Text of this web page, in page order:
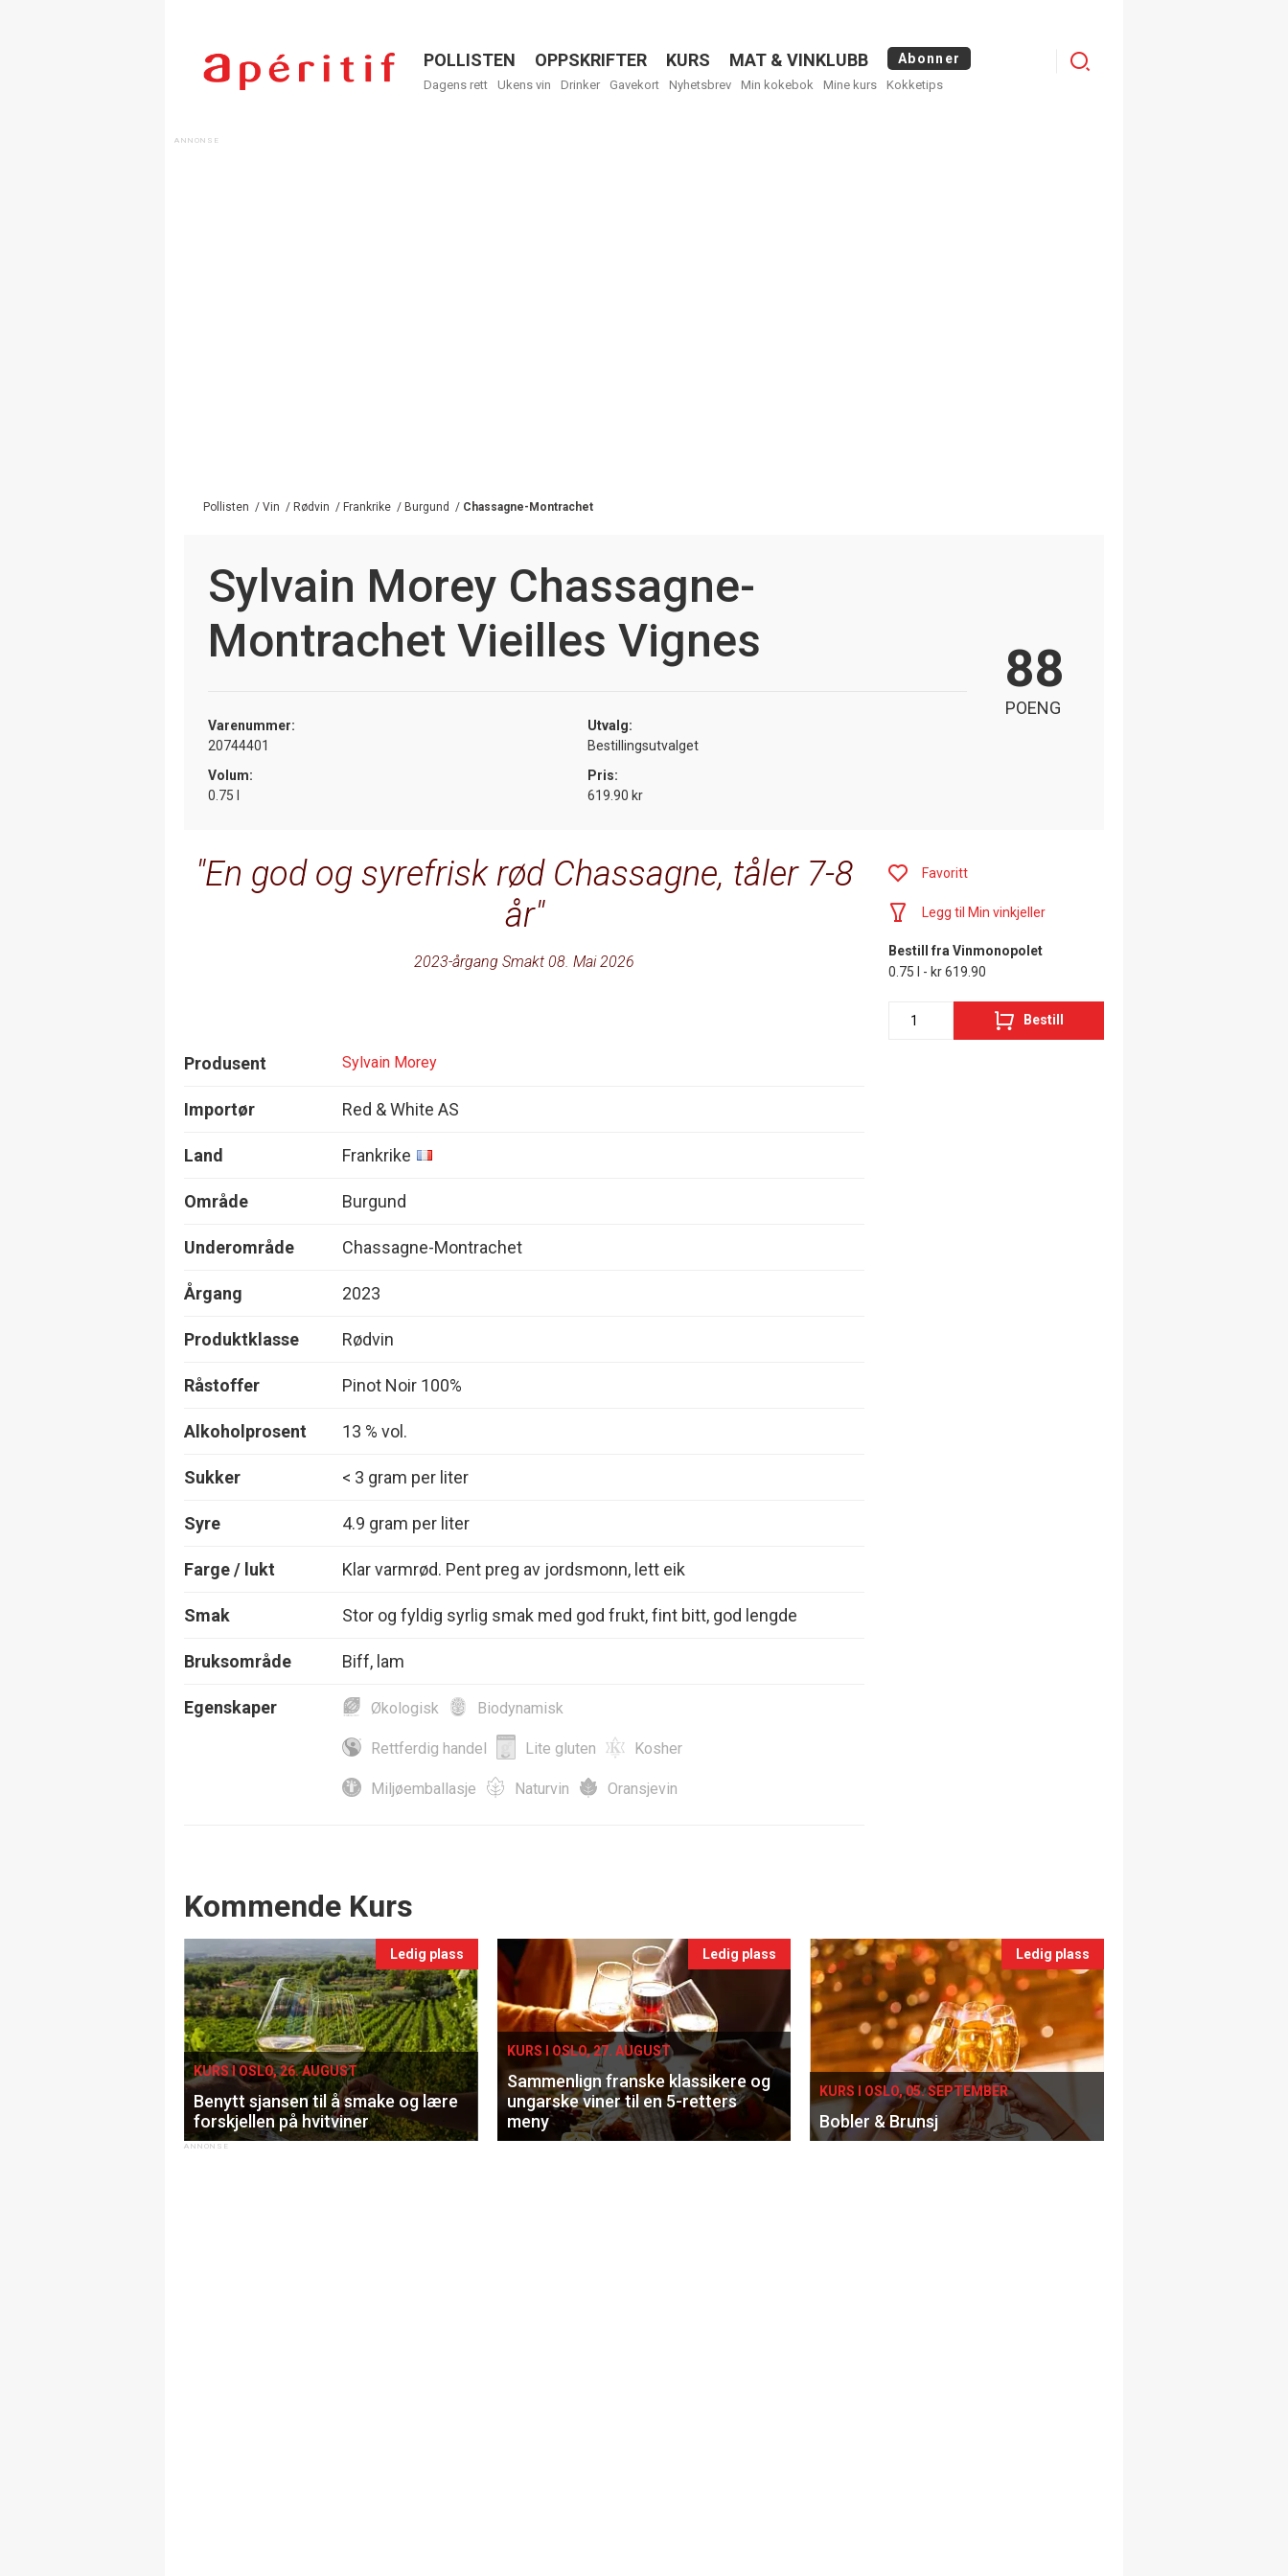
Menu
POLLISTEN OPPSKRIFTER KURS MAT & VINKLUBB Abonner
Dagens rett Ukens vin Drinker Gavekort Nyhetsbrev Min kokebok Mine kurs Kokketips
Menu
Pollisten / Vin / Rødvin / Frankrike / Burgund / Chassagne-Montrachet
Sylvain Morey Chassagne-
Montrachet Vieilles Vignes
Varenummer:
20744401
Utvalg:
Bestillingsutvalget
Volum:
0.75 l
Pris:
619.90 kr
88
POENG
En god og syrefrisk rød Chassagne, tåler 7-8
år
2023-årgang Smakt 08. Mai 2026
Produsent Sylvain Morey
Importør Red & White AS
Land Frankrike
Område Burgund
Underområde Chassagne-Montrachet
Årgang 2023
Produktklasse Rødvin
Råstoffer Pinot Noir 100%
Alkoholprosent 13 % vol.
Sukker < 3 gram per liter
Syre 4.9 gram per liter
Farge / lukt Klar varmrød. Pent preg av jordsmonn, lett eik
Smak Stor og fyldig syrlig smak med god frukt, fint bitt, god lengde
Bruksområde Biff, lam
Egenskaper Økologisk Biodynamisk
Rettferdig handel Lite gluten Kosher
Miljøemballasje Naturvin Oransjevin
Favoritt
Legg til Min vinkjeller
Bestill fra Vinmonopolet
0.75 l - kr 619.90
Bestill
Events
Kommende Kurs
Ledig plass
KURS I OSLO, 26. AUGUST
Benytt sjansen til å smake og lære
forskjellen på hvitviner
Ledig plass
KURS I OSLO, 27. AUGUST
Sammenlign franske klassikere og
ungarske viner til en 5-retters
meny
Ledig plass
KURS I OSLO, 05. SEPTEMBER
Bobler & Brunsj